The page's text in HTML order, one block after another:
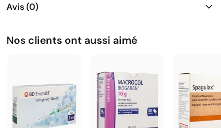
Avis (0)
Nos clients ont aussi aimé